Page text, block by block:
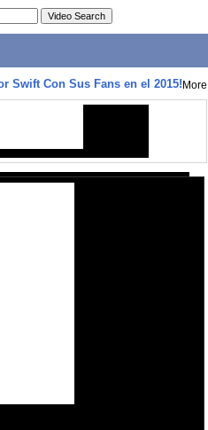
Swift Con Sus Fans en el 2015! More